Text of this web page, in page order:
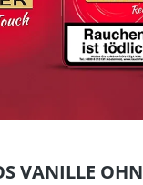
VANILLE